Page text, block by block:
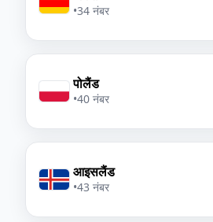
•34 नंबर
पोलैंड
•40 नंबर
आइसलैंड
•43 नंबर